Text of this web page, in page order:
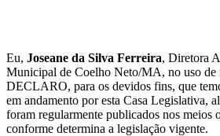
Eu, Joseane da Silva Ferreira, Diretora
Municipal de Coelho Neto/MA, no uso de
DECLARO, para os devidos fins, que
em andamento por esta Casa Legislativa,
foram regularmente publicados nos meios
conforme determina a legislação vigente.